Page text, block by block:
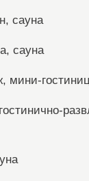
сауна
сауна
мини-